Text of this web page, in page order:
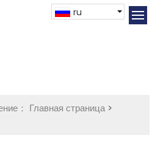
ru
： Главная страница>